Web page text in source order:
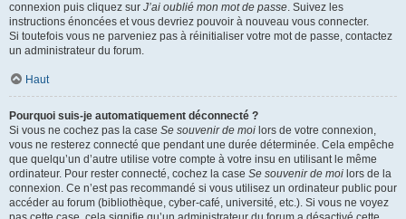
connexion puis cliquez sur J’ai oublié mon mot de passe. Suivez les
instructions énoncées et vous devriez pouvoir à nouveau vous connecter.
Si toutefois vous ne parveniez pas à réinitialiser votre mot de passe, contactez
un administrateur du forum.
Haut
Pourquoi suis-je automatiquement déconnecté ?
Si vous ne cochez pas la case Se souvenir de moi lors de votre connexion,
vous ne resterez connecté que pendant une durée déterminée. Cela empêche
que quelqu’un d’autre utilise votre compte à votre insu en utilisant le même
ordinateur. Pour rester connecté, cochez la case Se souvenir de moi lors de la
connexion. Ce n’est pas recommandé si vous utilisez un ordinateur public pour
accéder au forum (bibliothèque, cyber-café, université, etc.). Si vous ne voyez